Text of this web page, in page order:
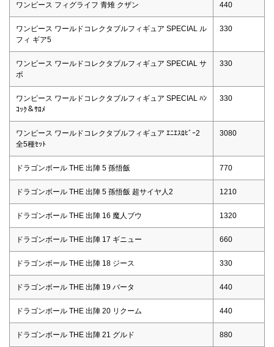
ワンピース フィグライフ 青雉 クザン 440
ワンピース ワールドコレクタブルフィギュア SPECIAL ル
フィ ギア5
330
ワンピース ワールドコレクタブルフィギュア SPECIAL サ
ボ
330
ワンピース ワールドコレクタブルフィギュア SPECIAL ﾊﾝ
ｺｯｸ＆ｻﾛﾒ
330
ワンピース ワールドコレクタブルフィギュア ｴﾆｴｽﾛﾋﾞｰ2
全5種ｾｯﾄ
3080
ドラゴンボール THE 出陣 5 孫悟飯 770
ドラゴンボール THE 出陣 5 孫悟飯 超サイヤ人2 1210
ドラゴンボール THE 出陣 16 魔人ブウ 1320
ドラゴンボール THE 出陣 17 ギニュー 660
ドラゴンボール THE 出陣 18 ジース 330
ドラゴンボール THE 出陣 19 バータ 440
ドラゴンボール THE 出陣 20 リクーム 440
ドラゴンボール THE 出陣 21 グルド 880